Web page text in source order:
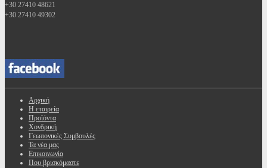
+30 27410 48621
+30 27410 49302
Αρχική
Η εταιρεία
Προϊόντα
Χονδρική
Γεωπονικές Συμβουλές
Τα νέα μας
Επικοινωνία
Που βρισκόμαστε